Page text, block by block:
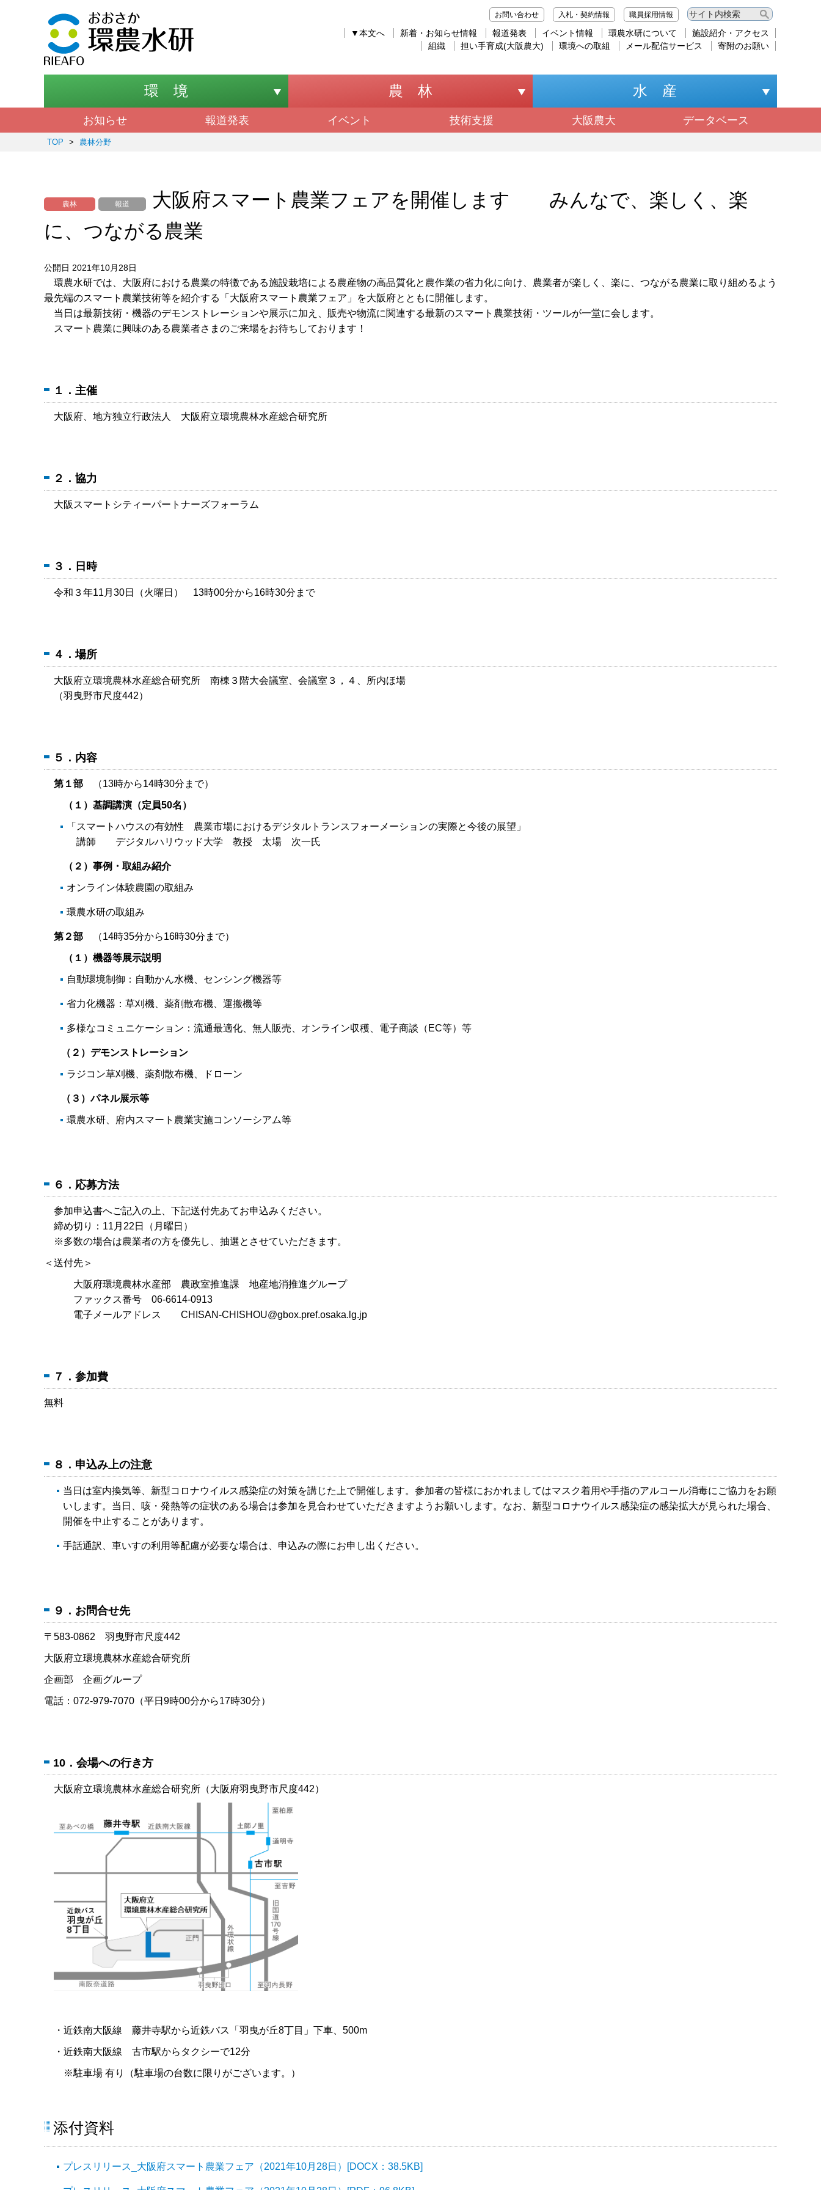
お問い合わせ 入札・契約情報 職員採用情報
▼本文へ 新着・お知らせ情報 報道発表 イベント情報 環農水研について
施設紹介・アクセス
組織
担い手育成(大阪農大) 環境への取組 メール配信サービス 寄附のお願い
環 境 農 林 水 産
お知らせ 報道発表 イベント 技術支援 大阪農大 データベース
TOP > 農林分野
農林 報道
大阪府スマート農業フェアを開催します みんなで、楽しく、楽
に、つながる農業
公開日 2021年10月28日
環農水研では、大阪府における農業の特徴である施設栽培による農産物の高品質化と農作業の省力化に向け、農業者が楽しく、楽に、つながる農業に取り組めるよう
最先端のスマート農業技術等を紹介する「大阪府スマート農業フェア」を大阪府とともに開催します。
当日は最新技術・機器のデモンストレーションや展示に加え、販売や物流に関連する最新のスマート農業技術・ツールが一堂に会します。
スマート農業に興味のある農業者さまのご来場をお待ちしております！
１．主催
大阪府、地方独立行政法人 大阪府立環境農林水産総合研究所
２．協力
大阪スマートシティーパートナーズフォーラム
３．日時
令和３年11月30日（火曜日） 13時00分から16時30分まで
４．場所
大阪府立環境農林水産総合研究所 南棟３階大会議室、会議室３，４、所内ほ場
（羽曳野市尺度442）
５．内容
第１部 （13時から14時30分まで）
（１）基調講演（定員50名）
「スマートハウスの有効性 農業市場におけるデジタルトランスフォーメーションの実際と今後の展望」
講師 デジタルハリウッド大学 教授 太場 次一氏
（２）事例・取組み紹介
オンライン体験農園の取組み
環農水研の取組み
第２部 （14時35分から16時30分まで）
（１）機器等展示説明
自動環境制御：自動かん水機、センシング機器等
省力化機器：草刈機、薬剤散布機、運搬機等
多様なコミュニケーション：流通最適化、無人販売、オンライン収穫、電子商談（EC等）等
（２）デモンストレーション
ラジコン草刈機、薬剤散布機、ドローン
（３）パネル展示等
環農水研、府内スマート農業実施コンソーシアム等
６．応募方法
参加申込書へご記入の上、下記送付先あてお申込みください。
締め切り：11月22日（月曜日）
※多数の場合は農業者の方を優先し、抽選とさせていただきます。
＜送付先＞
大阪府環境農林水産部 農政室推進課 地産地消推進グループ
ファックス番号 06-6614-0913
電子メールアドレス CHISAN-CHISHOU@gbox.pref.osaka.lg.jp
７．参加費
無料
８．申込み上の注意
当日は室内換気等、新型コロナウイルス感染症の対策を講じた上で開催します。参加者の皆様におかれましてはマスク着用や手指のアルコール消毒にご協力をお願
いします。当日、咳・発熱等の症状のある場合は参加を見合わせていただきますようお願いします。なお、新型コロナウイルス感染症の感染拡大が見られた場合、
開催を中止することがあります。
手話通訳、車いすの利用等配慮が必要な場合は、申込みの際にお申し出ください。
９．お問合せ先
〒583-0862 羽曳野市尺度442
大阪府立環境農林水産総合研究所
企画部 企画グループ
電話：072-979-7070（平日9時00分から17時30分）
10．会場への行き方
大阪府立環境農林水産総合研究所（大阪府羽曳野市尺度442）
・近鉄南大阪線 藤井寺駅から近鉄バス「羽曳が丘8丁目」下車、500m
・近鉄南大阪線 古市駅からタクシーで12分
※駐車場 有り（駐車場の台数に限りがございます。）
添付資料
プレスリリース_大阪府スマート農業フェア（2021年10月28日）[DOCX：38.5KB]